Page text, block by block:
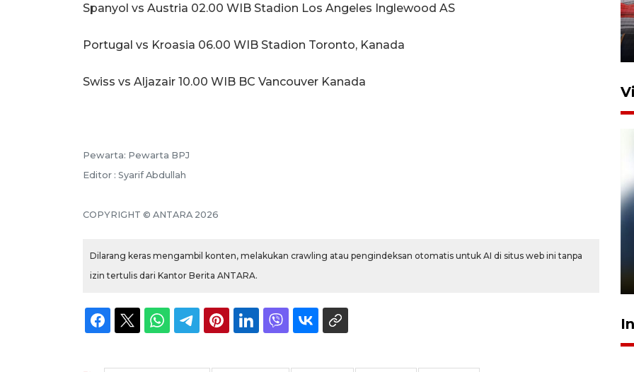
Spanyol vs Austria 02.00 WIB Stadion Los Angeles Inglewood AS
Portugal vs Kroasia 06.00 WIB Stadion Toronto, Kanada
Swiss vs Aljazair 10.00 WIB BC Vancouver Kanada
Pewarta: Pewarta BPJ
Editor : Syarif Abdullah
COPYRIGHT © ANTARA 2026
Dilarang keras mengambil konten, melakukan crawling atau pengindeksan otomatis untuk AI di situs web ini tanpa
izin tertulis dari Kantor Berita ANTARA.
perlintasan sebidang di
12 Juni 2026 18:49
sampai 8 tahan?